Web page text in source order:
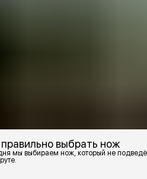
выбрать нож
мы выбираем нож, который не